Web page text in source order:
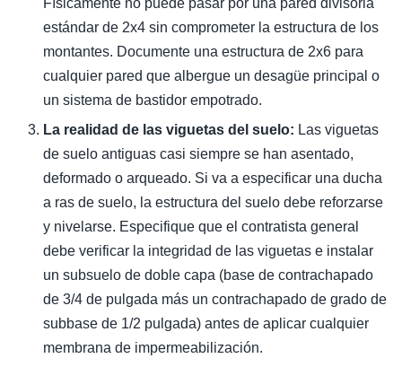
Físicamente no puede pasar por una pared divisoria
estándar de 2x4 sin comprometer la estructura de los
montantes. Documente una estructura de 2x6 para
cualquier pared que albergue un desagüe principal o
un sistema de bastidor empotrado.
La realidad de las viguetas del suelo: Las viguetas
de suelo antiguas casi siempre se han asentado,
deformado o arqueado. Si va a especificar una ducha
a ras de suelo, la estructura del suelo debe reforzarse
y nivelarse. Especifique que el contratista general
debe verificar la integridad de las viguetas e instalar
un subsuelo de doble capa (base de contrachapado
de 3/4 de pulgada más un contrachapado de grado de
subbase de 1/2 pulgada) antes de aplicar cualquier
membrana de impermeabilización.